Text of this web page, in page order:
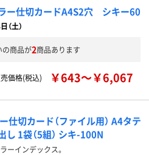
ー仕切カードA4S2穴 シキー60
（土）
の商品が2商品あります
価格(税込) ￥643～￥6,067
仕切カード（ファイル用） A4タテ
し 1袋（5組） シキ-100N
ーインデックス。